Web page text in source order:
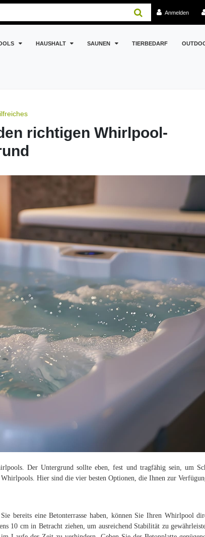
Anmelden
HAUSHALT SAUNEN TIERBEDARF
richtigen Whirlpool-
Der Untergrund sollte eben, fest und tragfähig sein, um
Hier sind die vier besten Optionen, die Ihnen zur
bereits eine Betonterrasse haben, können Sie Ihren Whirlpool
10 cm in Betracht ziehen, um ausreichend Stabilität zu